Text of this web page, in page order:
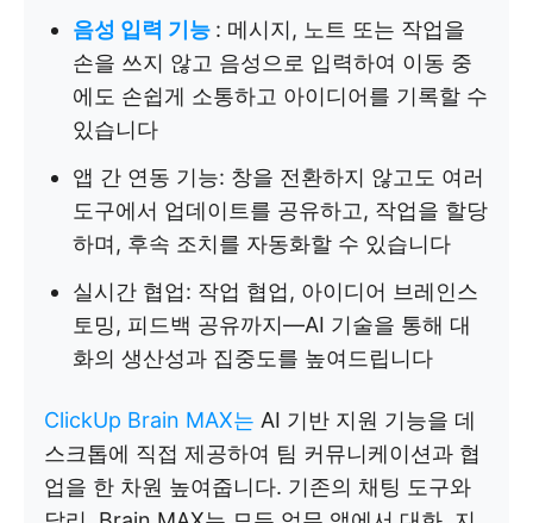
음성 입력 기능 : 메시지, 노트 또는 작업을
손을 쓰지 않고 음성으로 입력하여 이동 중
에도 손쉽게 소통하고 아이디어를 기록할 수
있습니다
앱 간 연동 기능: 창을 전환하지 않고도 여러
도구에서 업데이트를 공유하고, 작업을 할당
하며, 후속 조치를 자동화할 수 있습니다
실시간 협업: 작업 협업, 아이디어 브레인스
토밍, 피드백 공유까지—AI 기술을 통해 대
화의 생산성과 집중도를 높여드립니다
ClickUp Brain MAX는 AI 기반 지원 기능을 데
스크톱에 직접 제공하여 팀 커뮤니케이션과 협
업을 한 차원 높여줍니다. 기존의 채팅 도구와